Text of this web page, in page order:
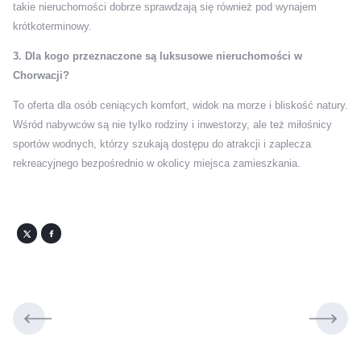
takie nieruchomości dobrze sprawdzają się również pod wynajem
krótkoterminowy.
3. Dla kogo przeznaczone są luksusowe nieruchomości w
Chorwacji?
To oferta dla osób ceniących komfort, widok na morze i bliskość natury.
Wśród nabywców są nie tylko rodziny i inwestorzy, ale też miłośnicy
sportów wodnych, którzy szukają dostępu do atrakcji i zaplecza
rekreacyjnego bezpośrednio w okolicy miejsca zamieszkania.